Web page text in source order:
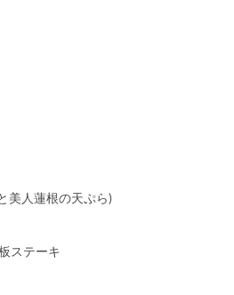
美人蓮根の天ぷら)
ステーキ